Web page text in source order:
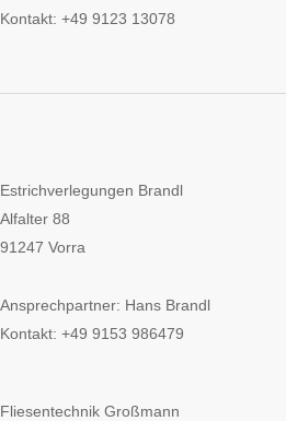
Kontakt: +49 9123 13078
Estrichverlegungen Brandl
Alfalter 88
91247 Vorra
Ansprechpartner: Hans Brandl
Kontakt: +49 9153 986479
Fliesentechnik Großmann